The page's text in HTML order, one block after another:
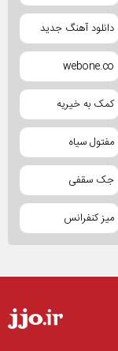
دانلود آهنگ جدید
webone.co
کمک به خیریه
مفتول سیاه
جک سقفی
میز کنفرانس